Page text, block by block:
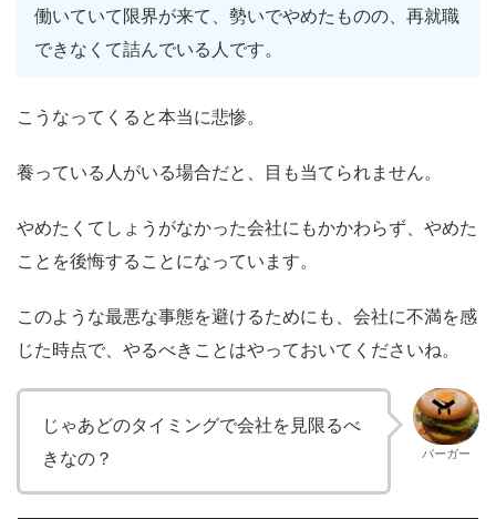
働いていて限界が来て、勢いでやめたものの、再就職
できなくて詰んでいる人です。
こうなってくると本当に悲惨。
養っている人がいる場合だと、目も当てられません。
やめたくてしょうがなかった会社にもかかわらず、やめた
ことを後悔することになっています。
このような最悪な事態を避けるためにも、会社に不満を感
じた時点で、やるべきことはやっておいてくださいね。
じゃあどのタイミングで会社を見限るべ
きなの？
バーガー